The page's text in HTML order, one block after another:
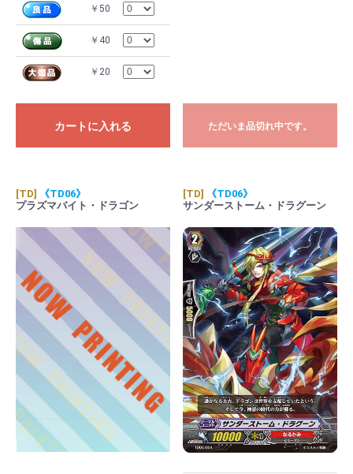
￥50
￥40
￥20
カートに入れる ただいま品切れ中です。
[TD]
《TD06》
プラズマバイト・ドラゴン
[TD]
《TD06》
サンダーストーム・ドラグーン